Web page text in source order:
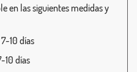
en las siguientes medidas y
10 días
10 días